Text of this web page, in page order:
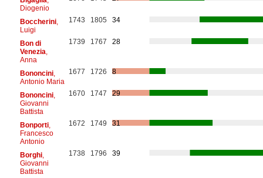
Diogenio
Boccherini,
Luigi
1743 1805 34
Bon di
Venezia
Anna
1739 1767 28
Bononcini,
Antonio Maria
1677 1726 8
Bononcini,
Giovanni
Battista
1670 1747 29
Bonporti,
Francesco
Antonio
1672 1749 31
Borghi,
Giovanni
Battista
1738 1796 39